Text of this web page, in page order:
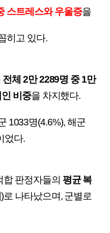
스트레스와 우울증을
히고 있다.
전체 2만 2289명 중 1만
비중을 차지했다.
1033명(4.6%), 해군
었다.
판정자들의 평균 복
)로 나타났으며, 군별로